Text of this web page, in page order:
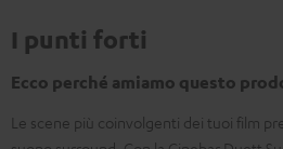
I punti forti
Ecco perché amiamo questo
Le scene più coinvolgenti dei tuoi film